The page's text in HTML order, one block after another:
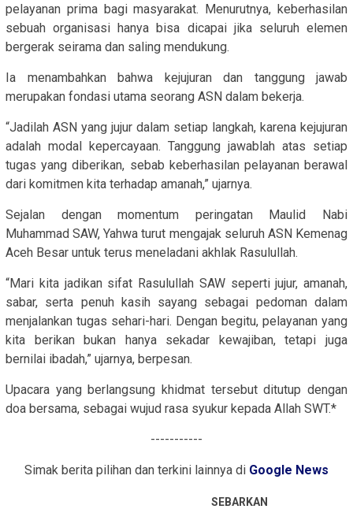
pelayanan prima bagi masyarakat. Menurutnya, keberhasilan
sebuah organisasi hanya bisa dicapai jika seluruh elemen
bergerak seirama dan saling mendukung.
Ia menambahkan bahwa kejujuran dan tanggung jawab
merupakan fondasi utama seorang ASN dalam bekerja.
“Jadilah ASN yang jujur dalam setiap langkah, karena kejujuran
adalah modal kepercayaan. Tanggung jawablah atas setiap
tugas yang diberikan, sebab keberhasilan pelayanan berawal
dari komitmen kita terhadap amanah,” ujarnya.
Sejalan dengan momentum peringatan Maulid Nabi
Muhammad SAW, Yahwa turut mengajak seluruh ASN Kemenag
Aceh Besar untuk terus meneladani akhlak Rasulullah.
“Mari kita jadikan sifat Rasulullah SAW seperti jujur, amanah,
sabar, serta penuh kasih sayang sebagai pedoman dalam
menjalankan tugas sehari-hari. Dengan begitu, pelayanan yang
kita berikan bukan hanya sekadar kewajiban, tetapi juga
bernilai ibadah,” ujarnya, berpesan.
Upacara yang berlangsung khidmat tersebut ditutup dengan
doa bersama, sebagai wujud rasa syukur kepada Allah SWT.*
-----------
Simak berita pilihan dan terkini lainnya di Google News
SEBARKAN